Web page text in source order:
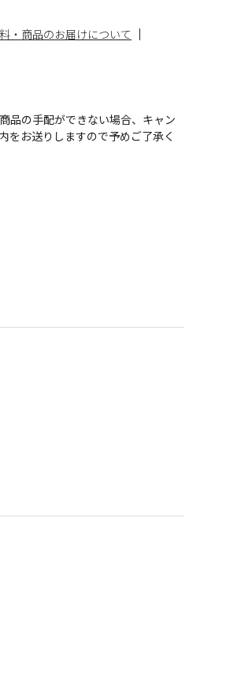
・商品のお届けについて
品の手配ができない場合、キャン
をお送りしますので予めご了承く